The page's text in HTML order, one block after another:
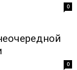
0
0